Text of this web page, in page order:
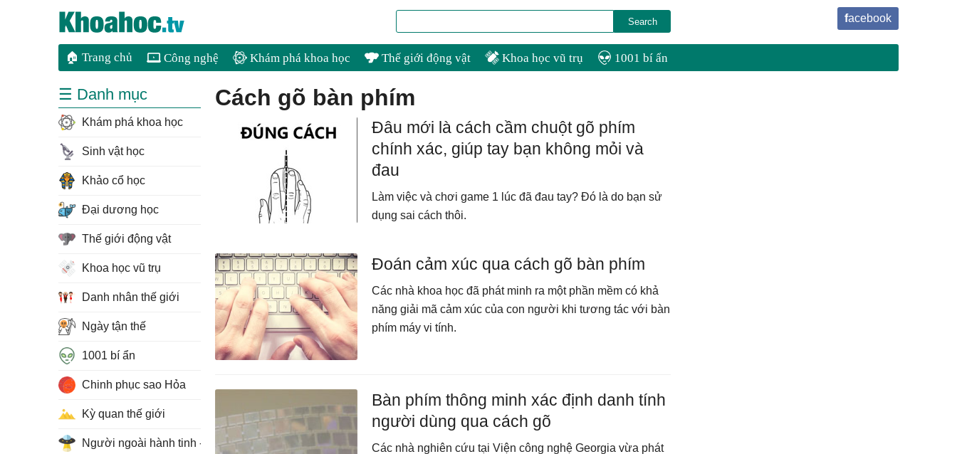
facebook
🏠 Trang chủ Công nghệ Khám phá khoa học Thế giới động vật Khoa học vũ trụ 1001 bí ẩn
cách gõ bàn phím
Đâu mới là cách cầm chuột gõ phím
chính xác, giúp tay bạn không mỏi và
đau
Làm việc và chơi game 1 lúc đã đau tay? Đó là do bạn sử
dụng sai cách thôi.
Đoán cảm xúc qua cách gõ bàn phím
Các nhà khoa học đã phát minh ra một phần mềm có khả
năng giải mã cảm xúc của con người khi tương tác với bàn
phím máy vi tính.
Bàn phím thông minh xác định danh tính
người dùng qua cách gõ
Các nhà nghiên cứu tại Viện công nghệ Georgia vừa phát
☰ Danh mục
Khám phá khoa học
Sinh vật học
Khảo cổ học
Đại dương học
Thế giới động vật
Khoa học vũ trụ
Danh nhân thế giới
Ngày tận thế
1001 bí ẩn
Chinh phục sao Hỏa
Kỳ quan thế giới
Người ngoài hành tinh - UFO